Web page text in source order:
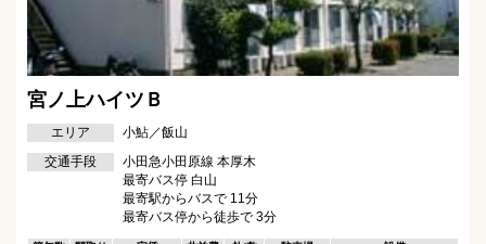
宮ノ上ハイツＢ
エリア
小鮎／飯山
交通手段
小田急小田原線 本厚木
最寄バス停 白山
最寄駅からバスで 11分
最寄バス停から徒歩で 3分